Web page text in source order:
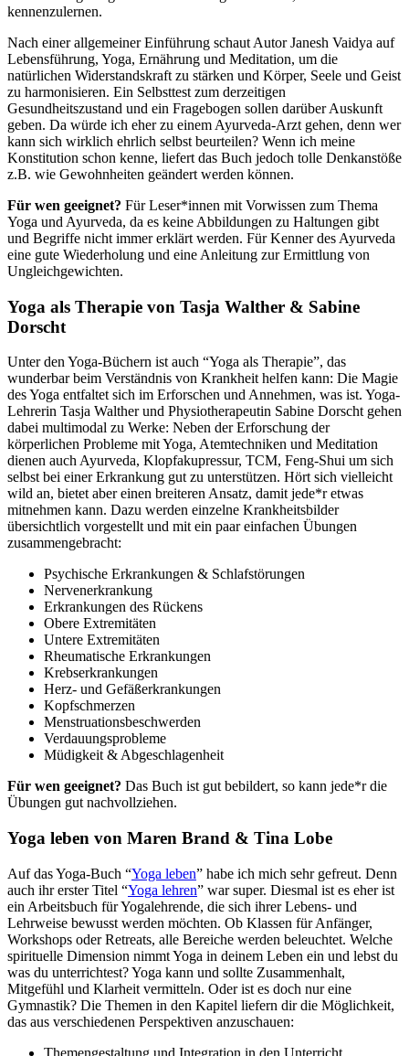
kennenzulernen.
Nach einer allgemeiner Einführung schaut Autor Janesh Vaidya auf
Lebensführung, Yoga, Ernährung und Meditation, um die
natürlichen Widerstandskraft zu stärken und Körper, Seele und Geist
zu harmonisieren. Ein Selbsttest zum derzeitigen
Gesundheitszustand und ein Fragebogen sollen darüber Auskunft
geben. Da würde ich eher zu einem Ayurveda-Arzt gehen, denn wer
kann sich wirklich ehrlich selbst beurteilen? Wenn ich meine
Konstitution schon kenne, liefert das Buch jedoch tolle Denkanstöße
z.B. wie Gewohnheiten geändert werden können.
Für wen geeignet? Für Leser*innen mit Vorwissen zum Thema
Yoga und Ayurveda, da es keine Abbildungen zu Haltungen gibt
und Begriffe nicht immer erklärt werden. Für Kenner des Ayurveda
eine gute Wiederholung und eine Anleitung zur Ermittlung von
Ungleichgewichten.
Yoga als Therapie von Tasja Walther & Sabine
Dorscht
Unter den Yoga-Büchern ist auch “Yoga als Therapie”, das
wunderbar beim Verständnis von Krankheit helfen kann: Die Magie
des Yoga entfaltet sich im Erforschen und Annehmen, was ist. Yoga-
Lehrerin Tasja Walther und Physiotherapeutin Sabine Dorscht gehen
dabei multimodal zu Werke: Neben der Erforschung der
körperlichen Probleme mit Yoga, Atemtechniken und Meditation
dienen auch Ayurveda, Klopfakupressur, TCM, Feng-Shui um sich
selbst bei einer Erkrankung gut zu unterstützen. Hört sich vielleicht
wild an, bietet aber einen breiteren Ansatz, damit jede*r etwas
mitnehmen kann. Dazu werden einzelne Krankheitsbilder
übersichtlich vorgestellt und mit ein paar einfachen Übungen
zusammengebracht:
Psychische Erkrankungen & Schlafstörungen
Nervenerkrankung
Erkrankungen des Rückens
Obere Extremitäten
Untere Extremitäten
Rheumatische Erkrankungen
Krebserkrankungen
Herz- und Gefäßerkrankungen
Kopfschmerzen
Menstruationsbeschwerden
Verdauungsprobleme
Müdigkeit & Abgeschlagenheit
Für wen geeignet? Das Buch ist gut bebildert, so kann jede*r die
Übungen gut nachvollziehen.
Yoga leben von Maren Brand & Tina Lobe
Auf das Yoga-Buch “Yoga leben” habe ich mich sehr gefreut. Denn
auch ihr erster Titel “Yoga lehren” war super. Diesmal ist es eher ist
ein Arbeitsbuch für Yogalehrende, die sich ihrer Lebens- und
Lehrweise bewusst werden möchten. Ob Klassen für Anfänger,
Workshops oder Retreats, alle Bereiche werden beleuchtet. Welche
spirituelle Dimension nimmt Yoga in deinem Leben ein und lebst du
was du unterrichtest? Yoga kann und sollte Zusammenhalt,
Mitgefühl und Klarheit vermitteln. Oder ist es doch nur eine
Gymnastik? Die Themen in den Kapitel liefern dir die Möglichkeit,
das aus verschiedenen Perspektiven anzuschauen:
Themengestaltung und Integration in den Unterricht